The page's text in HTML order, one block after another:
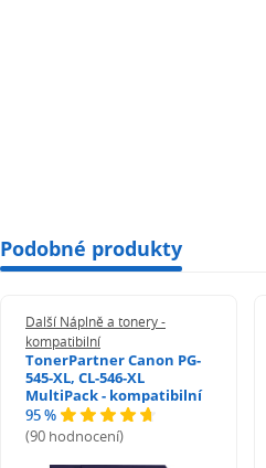
Podobné produkty
Další Náplně a tonery -
kompatibilní
TonerPartner Canon PG-
545-XL, CL-546-XL
MultiPack - kompatibilní
95 %
(90 hodnocení)